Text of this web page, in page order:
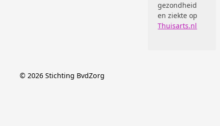
gezondheid
en ziekte op
Thuisarts.nl
© 2026 Stichting BvdZorg